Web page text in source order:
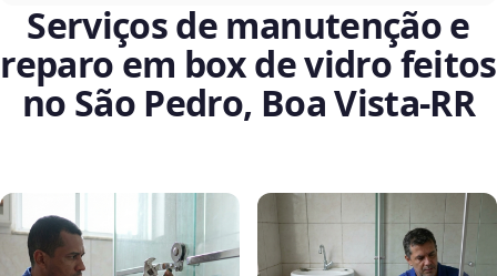
Serviços de manutenção e
reparo em box de vidro feitos
no São Pedro, Boa Vista‑RR